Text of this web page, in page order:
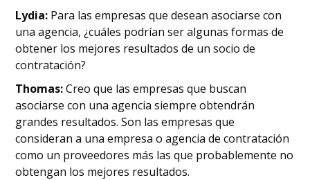
Lydia: Para las empresas que desean asociarse con
una agencia, ¿cuáles podrían ser algunas formas de
obtener los mejores resultados de un socio de
contratación?
Thomas:Creo que las empresas que buscan
asociarse con una agencia siempre obtendrán
grandes resultados. Son las empresas que
consideran a una empresa o agencia de contratación
como un proveedores más las que probablemente no
obtengan los mejores resultados.